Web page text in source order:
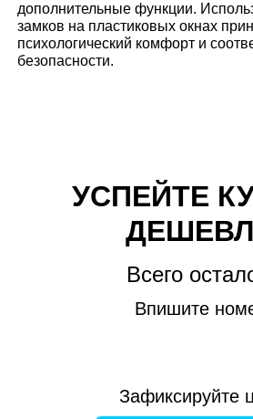
дополнительные функции.
замков на пластиковых окнах
психологический комфорт и
безопасности.
УСПЕЙТЕ
Всего
Впишите
Зафиксируйте